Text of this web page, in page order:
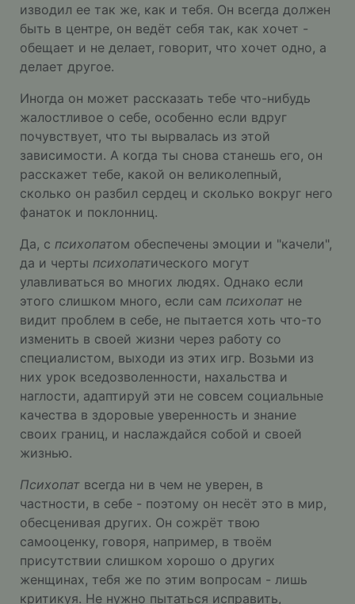
изводил ее так же, как и тебя. Он всегда должен
быть в центре, он ведёт себя так, как хочет -
обещает и не делает, говорит, что хочет одно, а
делает другое.
Иногда он может рассказать тебе что-нибудь
жалостливое о себе, особенно если вдруг
почувствует, что ты вырвалась из этой
зависимости. А когда ты снова станешь его, он
расскажет тебе, какой он великолепный,
сколько он разбил сердец и сколько вокруг него
фанаток и поклонниц.
Да, с психопатом обеспечены эмоции и "качели",
да и черты психопатического могут
улавливаться во многих людях. Однако если
этого слишком много, если сам психопат не
видит проблем в себе, не пытается хоть что-то
изменить в своей жизни через работу со
специалистом, выходи из этих игр. Возьми из
них урок вседозволенности, нахальства и
наглости, адаптируй эти не совсем социальные
качества в здоровые уверенность и знание
своих границ, и наслаждайся собой и своей
жизнью.
Психопат всегда ни в чем не уверен, в
частности, в себе - поэтому он несёт это в мир,
обесценивая других. Он сожрёт твою
самооценку, говоря, например, в твоём
присутствии слишком хорошо о других
женщинах, тебя же по этим вопросам - лишь
критикуя. Не нужно пытаться исправить,